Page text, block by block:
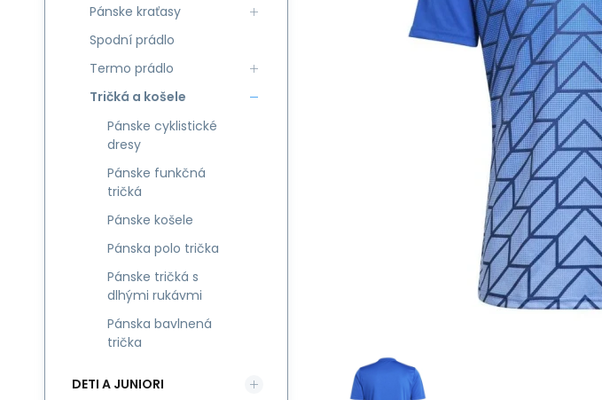
Pánske kraťasy
Spodní prádlo
Termo prádlo
Tričká a košele
Pánske cyklistické
dresy
Pánske funkčná
tričká
Pánske košele
Pánska polo trička
Pánske tričká s
dlhými rukávmi
Pánska bavlnená
trička
DETI A JUNIORI